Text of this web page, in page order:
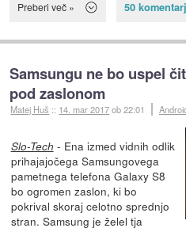
Preberi več » 50
Samsungu ne bo uspel
pod zaslonom
Matej Huš :: 14. mar 2017ob 22:01
Slo-Tech - Ena izmed vidnih odlik
prihajajočega Samsungovega
pametnega telefona Galaxy S8
bo ogromen zaslon, ki bo
pokrival skoraj celotno sprednjo
stran. Samsung je želel tja